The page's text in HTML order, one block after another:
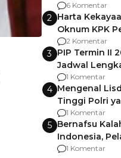
Gagalnya
6 Komentar
2 Harta
Oknum KPK
Pemalang
2 Komentar
3 PIP Termin II
Jadwal
agar Dana
1 Komentar
4 Mengenal
Tinggi Polri
Usai Jadi
1 Komentar
5 Bernafsu
Indonesia,
Berencana
1 Komentar